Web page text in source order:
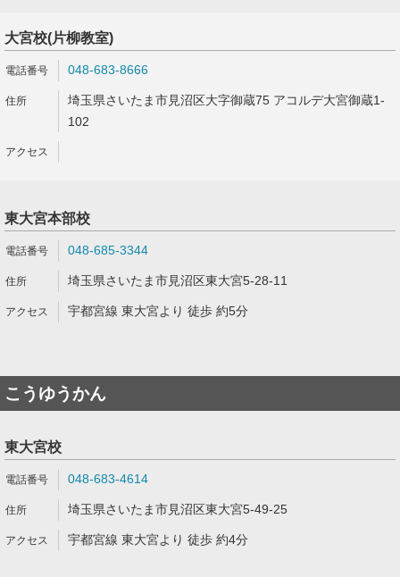
大宮校(片柳教室)
048-683-8666
埼玉県さいたま市見沼区大字御蔵75 アコルデ大宮御蔵1-
102
東大宮本部校
048-685-3344
埼玉県さいたま市見沼区東大宮5-28-11
宇都宮線 東大宮より 徒歩 約5分
こうゆうかん
東大宮校
048-683-4614
埼玉県さいたま市見沼区東大宮5-49-25
宇都宮線 東大宮より 徒歩 約4分